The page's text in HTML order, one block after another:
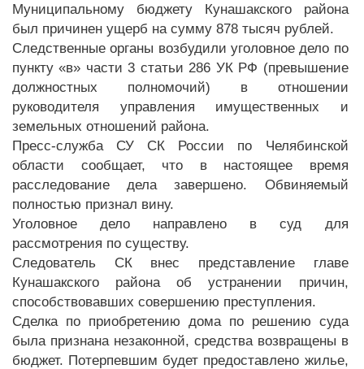
Муниципальному бюджету Кунашакского района
был причинен ущерб на сумму 878 тысяч рублей.
Следственные органы возбудили уголовное дело по
пункту «в» части 3 статьи 286 УК РФ (превышение
должностных полномочий) в отношении
руководителя управления имущественных и
земельных отношений района.
Пресс-служба СУ СК России по Челябинской
области сообщает, что в настоящее время
расследование дела завершено. Обвиняемый
полностью признал вину.
Уголовное дело направлено в суд для
рассмотрения по существу.
Следователь СК внес представление главе
Кунашакского района об устранении причин,
способствовавших совершению преступления.
Сделка по приобретению дома по решению суда
была признана незаконной, средства возвращены в
бюджет. Потерпевшим будет предоставлено жилье,